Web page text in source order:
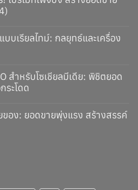
บเรียลไทม์: กลยุทธ์และเครื่อง
สำหรับโซเชียลมีเดีย: พิชิตยอด
ระโดด
อง: ยอดขายพุ่งแรง สร้างสรรค์